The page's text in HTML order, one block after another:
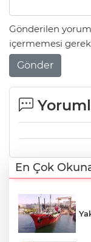
Gönderilen
içermemesi
Gönder
En Çok